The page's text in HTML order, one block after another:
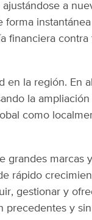
a
financiera
en la región. En
la
como
grandes
rápido
gestionar y
precedentes y